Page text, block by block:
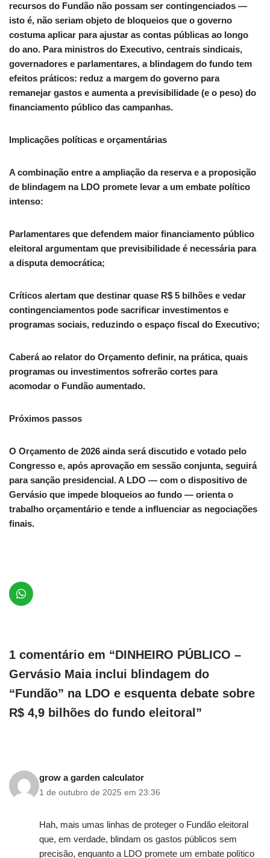
recursos do Fundão não possam ser contingenciados —
isto é, não seriam objeto de bloqueios que o governo
costuma aplicar para ajustar as contas públicas ao longo
do ano. Para ministros do Executivo, centrais sindicais,
governadores e parlamentares, a blindagem do fundo tem
efeitos práticos: reduz a margem do governo para
remanejar gastos e aumenta a previsibilidade (e o peso) do
financiamento público das campanhas.
Implicações políticas e orçamentárias
A combinação entre a ampliação da reserva e a proposição
de blindagem na LDO promete levar a um embate político
intenso:
Parlamentares que defendem maior financiamento público
eleitoral argumentam que previsibilidade é necessária para
a disputa democrática;
Críticos alertam que destinar quase R$ 5 bilhões e vedar
contingenciamentos pode sacrificar investimentos e
programas sociais, reduzindo o espaço fiscal do Executivo;
Caberá ao relator do Orçamento definir, na prática, quais
programas ou investimentos sofrerão cortes para
acomodar o Fundão aumentado.
Próximos passos
O Orçamento de 2026 ainda será discutido e votado pelo
Congresso e, após aprovação em sessão conjunta, seguirá
para sanção presidencial. A LDO — com o dispositivo de
Gervásio que impede bloqueios ao fundo — orienta o
trabalho orçamentário e tende a influenciar as negociações
finais.
1 comentário em “DINHEIRO PÚBLICO –
Gervásio Maia inclui blindagem do
“Fundão” na LDO e esquenta debate sobre
R$ 4,9 bilhões do fundo eleitoral”
grow a garden calculator
1 de outubro de 2025 em 23:36
Hah, mais umas linhas de proteger o Fundão eleitoral
que, em verdade, blindam os gastos públicos sem
precisão, enquanto a LDO promete um embate político